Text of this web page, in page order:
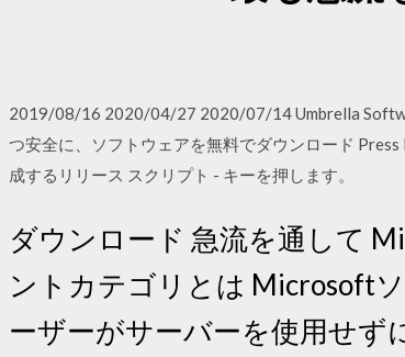
2019/08/16 2020/04/27 2020/07/14 Umbrella
つ安全に、ソフトウェアを無料でダウンロード
成するリリース スクリプト - キーを押します。
ダウンロード 急流を通して
ントカテゴリとは Microsoft
ーザーがサーバーを使用せ